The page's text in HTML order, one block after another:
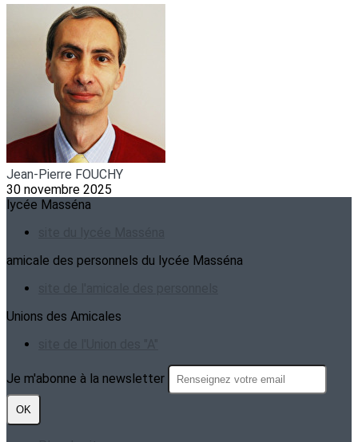
Jean-Pierre FOUCHY
30 novembre 2025
lycée Masséna
amicale des personnels du lycée Masséna
Unions des Amicales
Je m'abonne à la newsletter
OK